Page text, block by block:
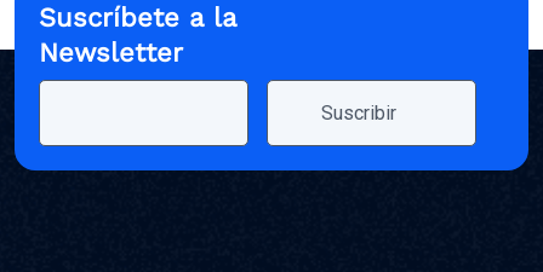
Suscríbete a la
Newsletter